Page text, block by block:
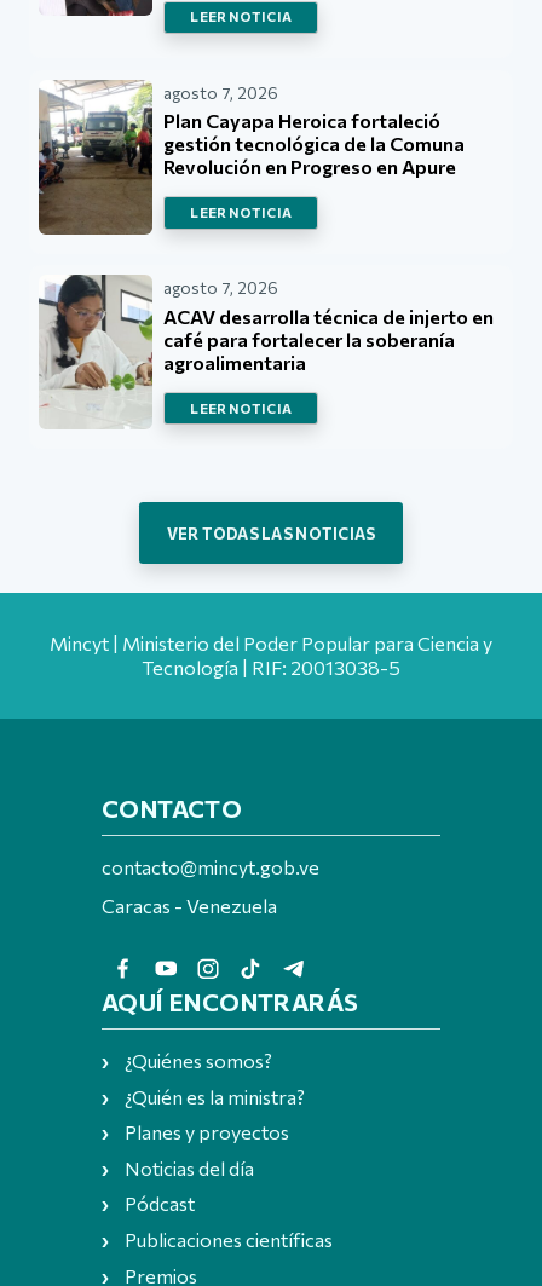
LEER NOTICIA
agosto 7, 2026
Plan Cayapa Heroica fortaleció
gestión tecnológica de la Comuna
Revolución en Progreso en Apure
LEER NOTICIA
agosto 7, 2026
ACAV desarrolla técnica de injerto en
café para fortalecer la soberanía
agroalimentaria
LEER NOTICIA
VER TODAS LAS NOTICIAS
Mincyt | Ministerio del Poder Popular para Ciencia y
Tecnología | RIF: 20013038-5
CONTACTO
contacto@mincyt.gob.ve
Caracas - Venezuela
AQUÍ ENCONTRARÁS
¿Quiénes somos?
¿Quién es la ministra?
Planes y proyectos
Noticias del día
Pódcast
Publicaciones científicas
Premios